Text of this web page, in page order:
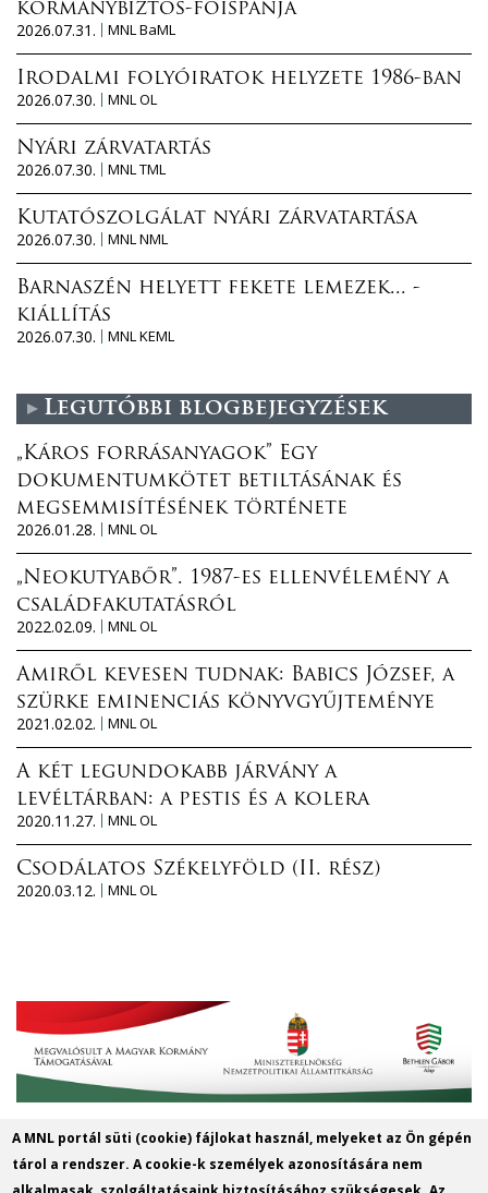
kormánybiztos-főispánja
2026.07.31.
MNL BaML
Irodalmi folyóiratok helyzete 1986-ban
2026.07.30.
MNL OL
Nyári zárvatartás
2026.07.30.
MNL TML
Kutatószolgálat nyári zárvatartása
2026.07.30.
MNL NML
Barnaszén helyett fekete lemezek... -
kiállítás
2026.07.30.
MNL KEML
Legutóbbi blogbejegyzések
„Káros forrásanyagok” Egy
dokumentumkötet betiltásának és
megsemmisítésének története
2026.01.28.
MNL OL
„Neokutyabőr”. 1987-es ellenvélemény a
családfakutatásról
2022.02.09.
MNL OL
Amiről kevesen tudnak: Babics József, a
szürke eminenciás könyvgyűjteménye
2021.02.02.
MNL OL
A két legundokabb járvány a
levéltárban: a pestis és a kolera
2020.11.27.
MNL OL
Csodálatos Székelyföld (II. rész)
2020.03.12.
MNL OL
Magyar Nemzeti Levéltár Győr-Moson-
Sopron Vármegye Győri Levéltára
A MNL portál süti (cookie) fájlokat használ, melyeket az Ön gépén
tárol a rendszer. A cookie-k személyek azonosítására nem